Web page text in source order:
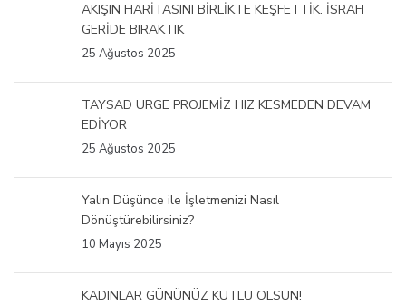
AKIŞIN HARİTASINI BİRLİKTE KEŞFETTİK. İSRAFI
GERİDE BIRAKTIK
25 Ağustos 2025
TAYSAD URGE PROJEMİZ HIZ KESMEDEN DEVAM
EDİYOR
25 Ağustos 2025
Yalın Düşünce ile İşletmenizi Nasıl
Dönüştürebilirsiniz?
10 Mayıs 2025
KADINLAR GÜNÜNÜZ KUTLU OLSUN!